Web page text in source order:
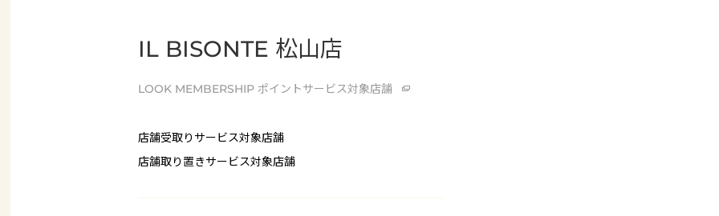
IL BISONTE 松山店
LOOK MEMBERSHIP ポイントサービス対象店舗
店舗受取りサービス対象店舗
店舗取り置きサービス対象店舗